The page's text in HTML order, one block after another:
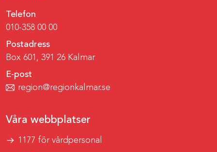
Telefon
010-358 00 00
Postadress
Box 601, 391 26 Kalmar
E-post
region@regionkalmar.se
Våra webbplatser
1177 för vårdpersonal